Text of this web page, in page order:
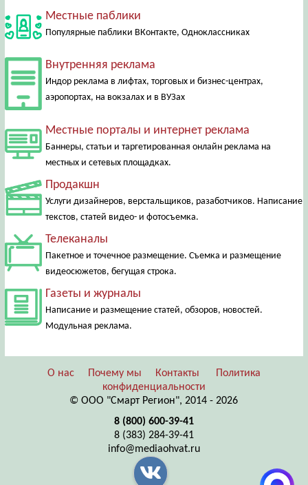
Местные паблики
Популярные паблики ВКонтакте, Одноклассниках
Внутренняя реклама
Индор реклама в лифтах, торговых и бизнес-центрах,
аэропортах, на вокзалах и в ВУЗах
Местные порталы и интернет реклама
Баннеры, статьи и таргетированная онлайн реклама на
местных и сетевых площадках.
Продакшн
Услуги дизайнеров, верстальщиков, разаботчиков. Написание
текстов, статей видео- и фотосъемка.
Телеканалы
Пакетное и точечное размещение. Съемка и размещение
видеосюжетов, бегущая строка.
Газеты и журналы
Написание и размещение статей, обзоров, новостей.
Модульная реклама.
О нас Почему мы Контакты
Политика
конфиденциальности
© ООО "Смарт Регион", 2014 - 2026
8 (800) 600-39-41
8 (383) 284-39-41
info@mediaohvat.ru